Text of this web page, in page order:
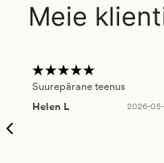
Meie
Suurepärane teenus
Helen L
2026-05-